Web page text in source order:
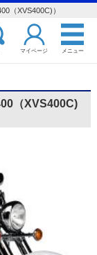
（XVS400C)）
マイページ メニュー
（XVS400C)